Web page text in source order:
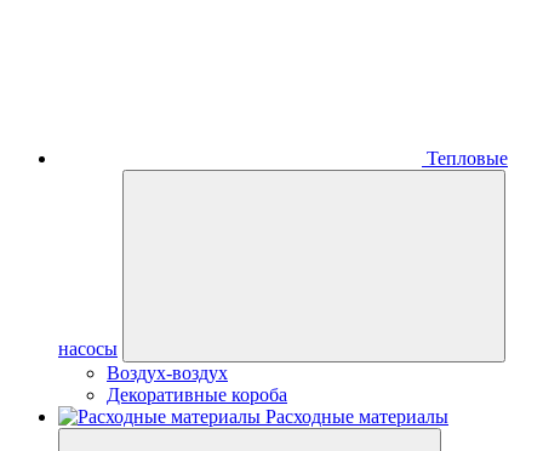
Тепловые
насосы
Воздух-воздух
Декоративные короба
Расходные материалы